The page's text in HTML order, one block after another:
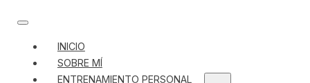
INICIO
SOBRE MÍ
ENTRENAMIENTO PERSONAL